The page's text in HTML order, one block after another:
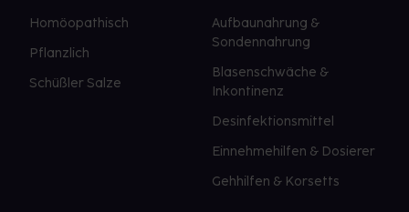
Homöopathisch
Pflanzlich
Schüßler Salze
Aufbaunahrung &
Sondennahrung
Blasenschwäche &
Inkontinenz
Desinfektionsmittel
Einnehmehilfen & Dosierer
Gehhilfen & Korsetts